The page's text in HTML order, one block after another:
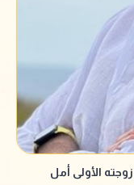
الأولى أمل